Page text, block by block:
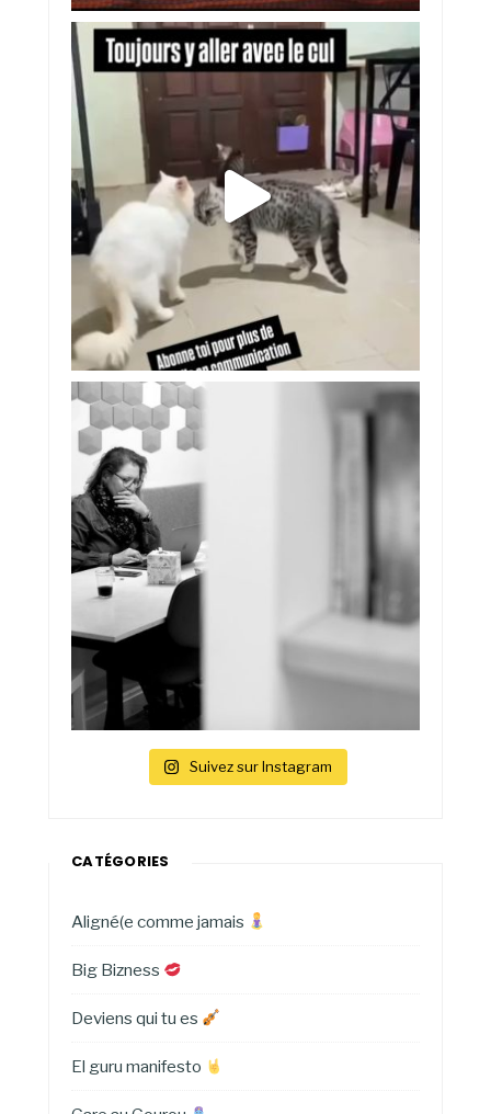
Suivez sur Instagram
CATÉGORIES
Aligné(e comme jamais
Big Bizness
Deviens qui tu es
El guru manifesto